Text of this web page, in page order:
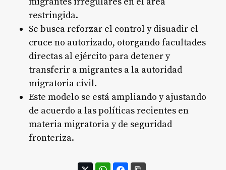
restringida.
Se busca reforzar el control y disuadir el
cruce no autorizado, otorgando facultades
directas al ejército para detener y
transferir a migrantes a la autoridad
migratoria civil.
Este modelo se está ampliando y ajustando
de acuerdo a las políticas recientes en
materia migratoria y de seguridad
fronteriza.